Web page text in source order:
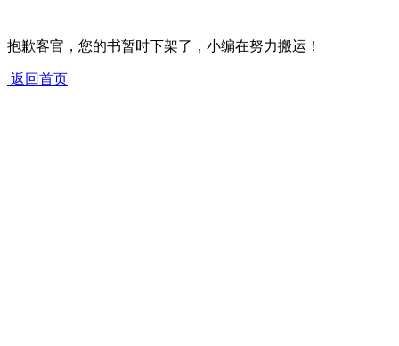
抱歉客官，您的书暂时下架了，小编在努力搬运！
返回首页